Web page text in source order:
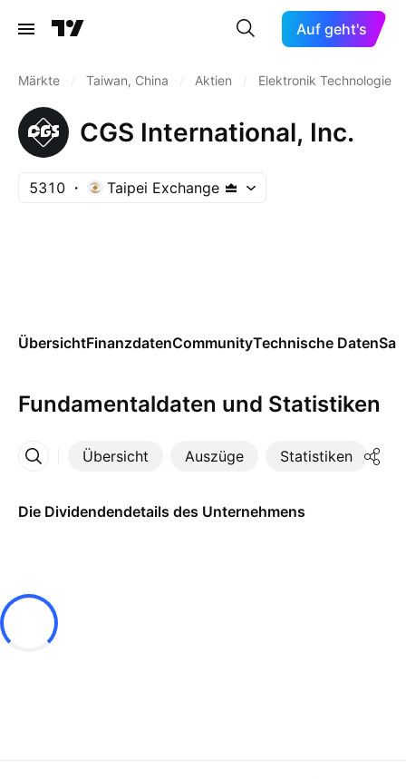
Auf geht's
Märkte Taiwan, China Aktien Elektronik Technologie
CGS International, Inc.
5310 Taipei Exchange
ÜbersichtFinanzdatenCommunityTechnische Daten
Fundamentaldaten und Statistiken
Übersicht Auszüge Statistiken
Mehr
Die Dividendendetails des Unternehmens